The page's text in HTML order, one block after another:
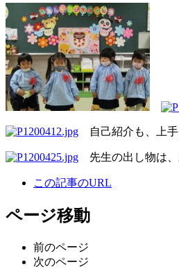
自己紹介も、上手
先生の出し物は、
この記事のURL
ページ移動
前のページ
次のページ